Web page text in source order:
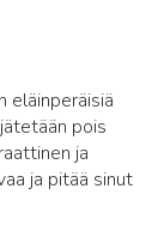
eläinperäisiä
pois
ja
ja pitää sinut